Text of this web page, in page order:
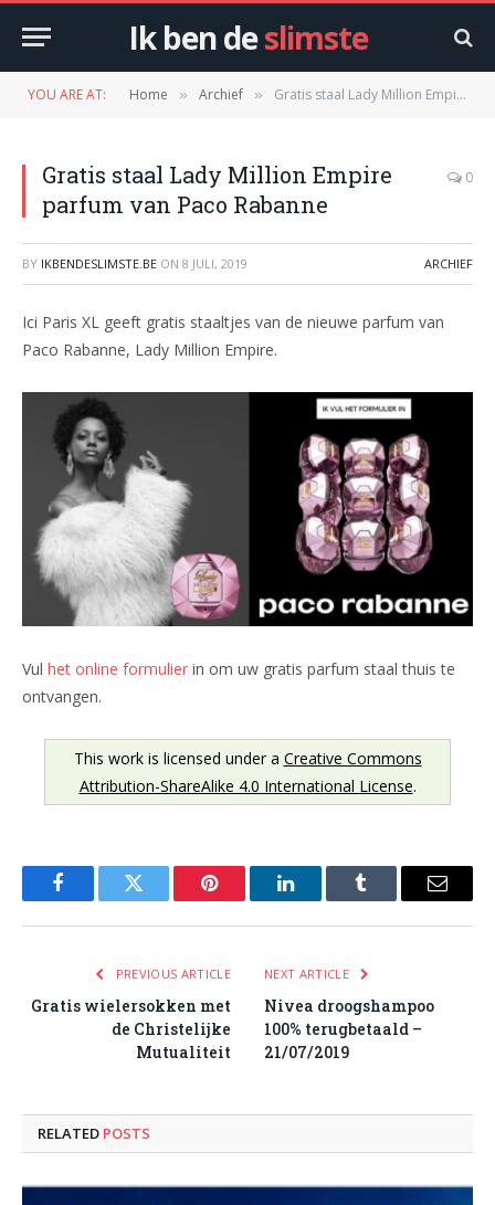
Ik ben deslimste
YOU ARE AT: Home » Archief » Gratis staal Lady Million Empire parfum van Paco Rabanne
Gratis staal Lady Million Empire
parfum van Paco Rabanne
0
BY IKBENDESLIMSTE.BE ON 8 JULI, 2019 ARCHIEF
Ici Paris XL geeft gratis staaltjes van de nieuwe parfum van
Paco Rabanne, Lady Million Empire.
Vul het online formulier in om uw gratis parfum staal thuis te
ontvangen.
This work is licensed under a Creative Commons
Attribution-ShareAlike 4.0 International License.
FacebookTwitter Pinterest LinkedInTumblr Email
PREVIOUS ARTICLE
Gratis wielersokken met
de Christelijke
Mutualiteit
NEXT ARTICLE
Nivea droogshampoo
100% terugbetaald –
21/07/2019
RELATED POSTS